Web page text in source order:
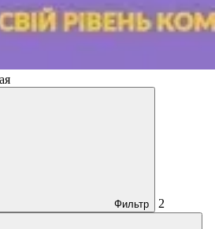
Фильтр 2